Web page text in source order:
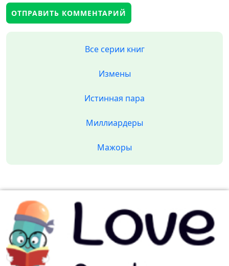
Все серии книг
Измены
Истинная пара
Миллиардеры
Мажоры